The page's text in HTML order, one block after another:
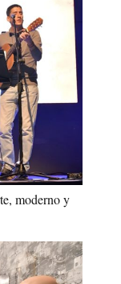
moderno y